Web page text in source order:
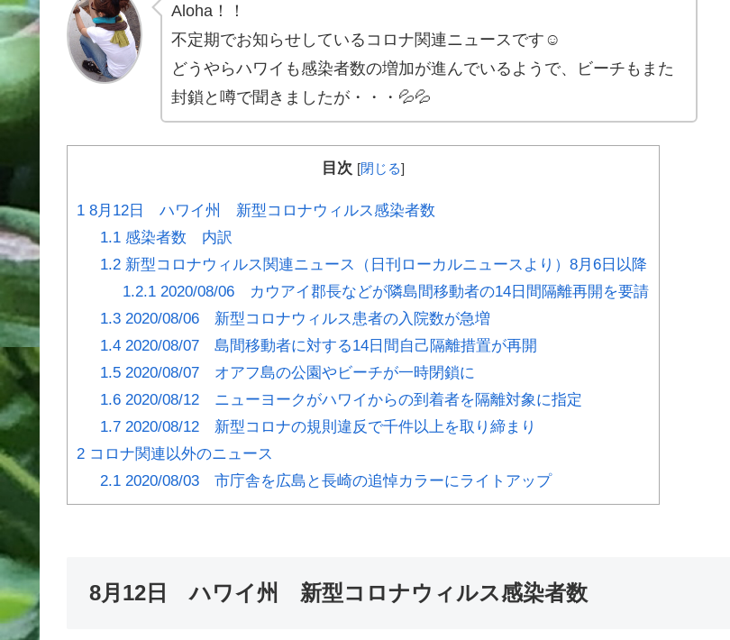
Aloha！！
不定期でお知らせしているコロナ関連ニュースです☺
どうやらハワイも感染者数の増加が進んでいるようで、ビーチもまた
封鎖と噂で聞きましたが・・・💦💦
目次 [閉じる]
1 8月12日 ハワイ州 新型コロナウィルス感染者数
1.1感染者数 内訳
1.2新型コロナウィルス関連ニュース（日刊ローカルニュースより）8月6日以降
1.2.1 2020/08/06 カウアイ郡長などが隣島間移動者の14日間隔離再開を要請
1.32020/08/06 新型コロナウィルス患者の入院数が急増
1.42020/08/07 島間移動者に対する14日間自己隔離措置が再開
1.52020/08/07 オアフ島の公園やビーチが一時閉鎖に
1.62020/08/12 ニューヨークがハワイからの到着者を隔離対象に指定
1.72020/08/12 新型コロナの規則違反で千件以上を取り締まり
2 コロナ関連以外のニュース
2.12020/08/03 市庁舎を広島と長崎の追悼カラーにライトアップ
8月12日 ハワイ州 新型コロナウィルス感染者数